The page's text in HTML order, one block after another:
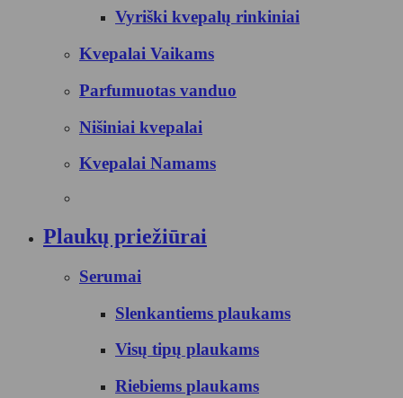
Vyriški kvepalų rinkiniai
Kvepalai Vaikams
Parfumuotas vanduo
Nišiniai kvepalai
Kvepalai Namams
Plaukų priežiūrai
Serumai
Slenkantiems plaukams
Visų tipų plaukams
Riebiems plaukams